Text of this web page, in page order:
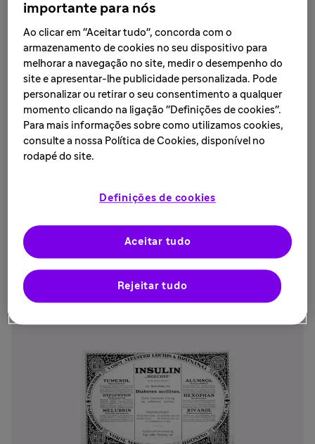
de adultos em todo o mundo vivem com diabetes
hoje.
240 milhões
de adultos que vivem com diabetes não são
diagnosticados (quase 1 em cada 2). 1
de adultos terão diabetes até 2045.
importante para nós
Ao clicar em "Aceitar tudo", concorda com o
armazenamento de cookies no seu dispositivo para
melhorar a navegação no site, medir o desempenho do
site e apresentar-lhe publicidade personalizada. Pode
personalizar ou retirar o seu consentimento a qualquer
momento clicando na ligação "Definições de cookies".
Para mais informações sobre como utilizamos cookies,
consulte a nossa Política de Cookies, disponível no
rodapé do site.
Definições de cookies
Rejeitar tudo
Aceitar tudo